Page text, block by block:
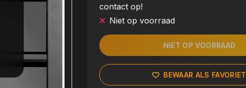
contact op!
Niet op voorraad
NIET OP VOORRAAD
BEWAAR ALS FAVORIET